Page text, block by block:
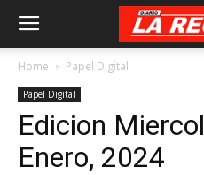
Home Papel Digital
Papel Digital
Edicion
Enero, 2024